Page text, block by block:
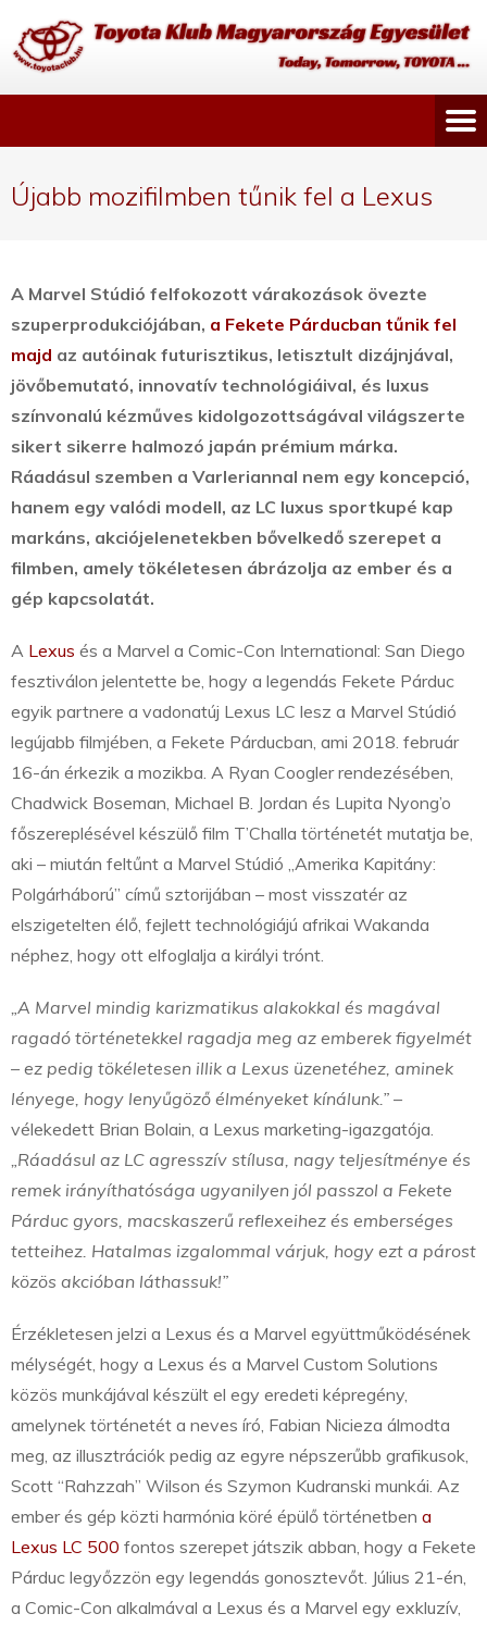
Újabb mozifilmben tűnik fel a Lexus
A Marvel Stúdió felfokozott várakozások övezte
szuperprodukciójában, a Fekete Párducban tűnik fel
majd az autóinak futurisztikus, letisztult dizájnjával,
jövőbemutató, innovatív technológiáival, és luxus
színvonalú kézműves kidolgozottságával világszerte
sikert sikerre halmozó japán prémium márka.
Ráadásul szemben a Varleriannal nem egy koncepció,
hanem egy valódi modell, az LC luxus sportkupé kap
markáns, akciójelenetekben bővelkedő szerepet a
filmben, amely tökéletesen ábrázolja az ember és a
gép kapcsolatát.
A Lexus és a Marvel a Comic-Con International: San Diego
fesztiválon jelentette be, hogy a legendás Fekete Párduc
egyik partnere a vadonatúj Lexus LC lesz a Marvel Stúdió
legújabb filmjében, a Fekete Párducban, ami 2018. február
16-án érkezik a mozikba. A Ryan Coogler rendezésében,
Chadwick Boseman, Michael B. Jordan és Lupita Nyong’o
főszereplésével készülő film T’Challa történetét mutatja be,
aki – miután feltűnt a Marvel Stúdió „Amerika Kapitány:
Polgárháború” című sztorijában – most visszatér az
elszigetelten élő, fejlett technológiájú afrikai Wakanda
néphez, hogy ott elfoglalja a királyi trónt.
„A Marvel mindig karizmatikus alakokkal és magával
ragadó történetekkel ragadja meg az emberek figyelmét
– ez pedig tökéletesen illik a Lexus üzenetéhez, aminek
lényege, hogy lenyűgöző élményeket kínálunk.” –
vélekedett Brian Bolain, a Lexus marketing-igazgatója.
„Ráadásul az LC agresszív stílusa, nagy teljesítménye és
remek irányíthatósága ugyanilyen jól passzol a Fekete
Párduc gyors, macskaszerű reflexeihez és emberséges
tetteihez. Hatalmas izgalommal várjuk, hogy ezt a párost
közös akcióban láthassuk!”
Érzékletesen jelzi a Lexus és a Marvel együttműködésének
mélységét, hogy a Lexus és a Marvel Custom Solutions
közös munkájával készült el egy eredeti képregény,
amelynek történetét a neves író, Fabian Nicieza álmodta
meg, az illusztrációk pedig az egyre népszerűbb grafikusok,
Scott “Rahzzah” Wilson és Szymon Kudranski munkái. Az
ember és gép közti harmónia köré épülő történetben a
Lexus LC 500 fontos szerepet játszik abban, hogy a Fekete
Párduc legyőzzön egy legendás gonosztevőt. Július 21-én,
a Comic-Con alkalmával a Lexus és a Marvel egy exkluzív,